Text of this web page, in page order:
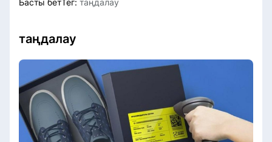
Басты бетТег: таңдалау
таңдалау